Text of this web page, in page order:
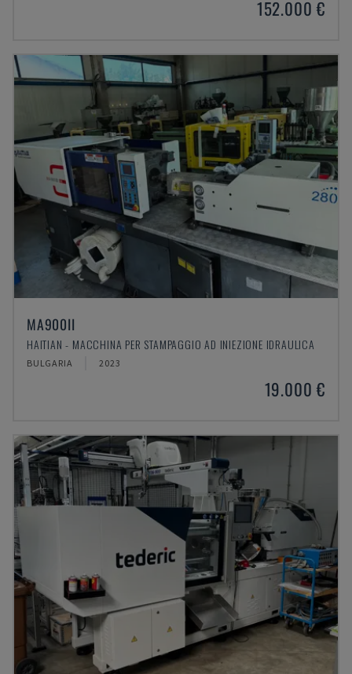
152.000 €
MA900ІІ
HAITIAN - MACCHINA PER STAMPAGGIO AD INIEZIONE IDRAULICA
BULGARIA 2023
19.000 €